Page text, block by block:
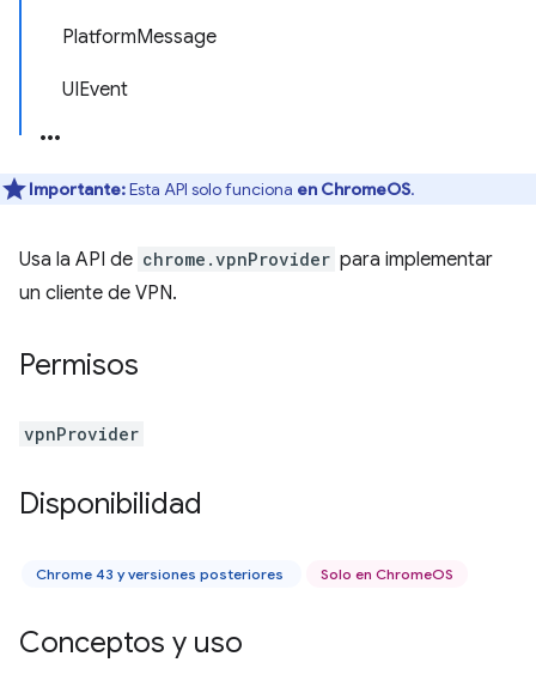
PlatformMessage
UIEvent
Importante:Esta API solo funciona en ChromeOS.
Usa la API de chrome.vpnProvider para implementar
un cliente de VPN.
Permisos
vpnProvider
Disponibilidad
Chrome 43 y versiones posteriores Solo en ChromeOS
Conceptos y uso